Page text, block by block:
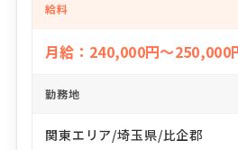
給料
月給：240,000円～250,000
勤務地
関東エリア/埼玉県/比企郡